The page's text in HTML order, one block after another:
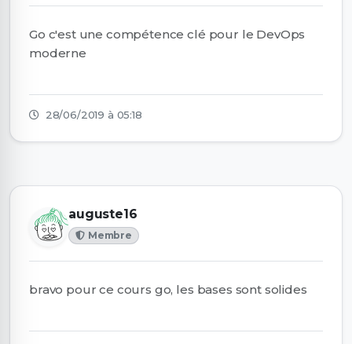
Go c'est une compétence clé pour le DevOps
moderne
28/06/2019 à 05:18
auguste16
Membre
bravo pour ce cours go, les bases sont solides